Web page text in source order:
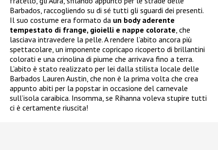
Barbados, raccogliendo su di sé tutti gli sguardi dei presenti.
Il suo costume era formato da un body aderente
tempestato di frange, gioielli e nappe colorate , che
lasciava intravedere la pelle. A rendere l’abito ancora più
spettacolare, un imponente copricapo ricoperto di brillantini
colorati e una crinolina di piume che arrivava fino a terra.
L’abito è stato realizzato per lei dalla stilista locale delle
Barbados Lauren Austin, che non è la prima volta che crea
appunto abiti per la popstar in occasione del carnevale
sull’isola caraibica. Insomma, se Rihanna voleva stupire tutti
ci è certamente riuscita!